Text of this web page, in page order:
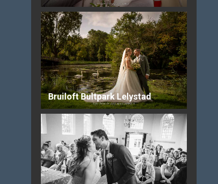
Bruiloft Bultpark Lelystad